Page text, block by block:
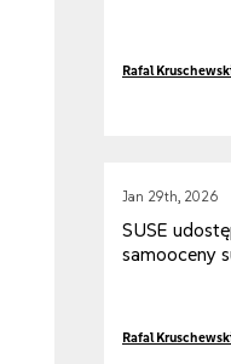
Rafal
Jan 29th, 2026
SUSE
samooceny
Rafal